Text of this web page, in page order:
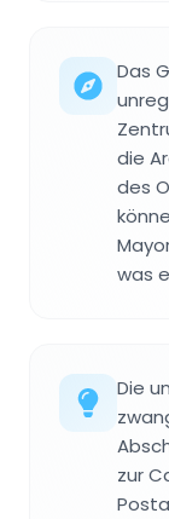
Das
die
des
was
Die
zur